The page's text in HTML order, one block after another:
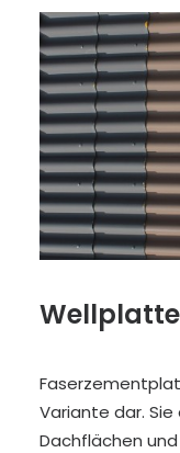
Variante dar.
Dachflächen